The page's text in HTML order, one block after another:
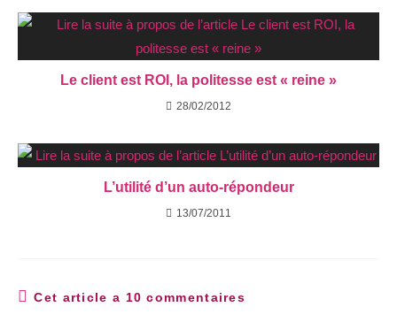
Le client est ROI, la politesse est « reine »
28/02/2012
L’utilité d’un auto-répondeur
13/07/2011
Cet article a 10 commentaires